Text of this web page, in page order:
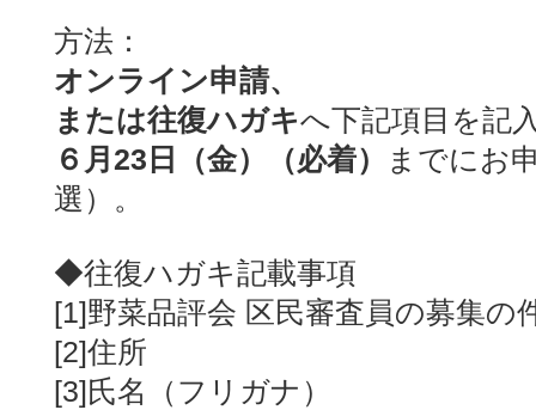
方法：
オンライン申請、
または往復ハガキへ下記項目を記
６月23日（金）（必着）
までにお
選）。
◆往復ハガキ記載事項
[1]野菜品評会 区民審査員の募集の
[2]住所
[3]氏名（フリガナ）